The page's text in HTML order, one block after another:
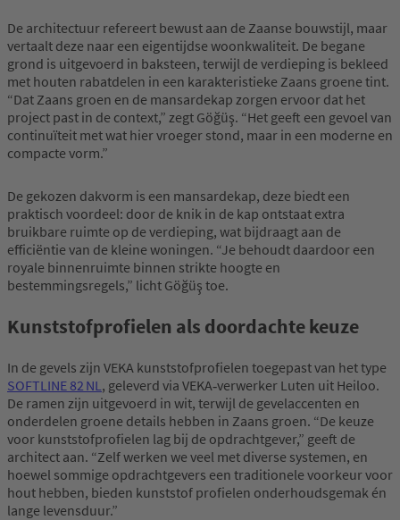
De architectuur refereert bewust aan de Zaanse bouwstijl, maar
vertaalt deze naar een eigentijdse woonkwaliteit. De begane
grond is uitgevoerd in baksteen, terwijl de verdieping is bekleed
met houten rabatdelen in een karakteristieke Zaans groene tint.
“Dat Zaans groen en de mansardekap zorgen ervoor dat het
project past in de context,” zegt Göğüş. “Het geeft een gevoel van
continuïteit met wat hier vroeger stond, maar in een moderne en
compacte vorm.”
De gekozen dakvorm is een mansardekap, deze biedt een
praktisch voordeel: door de knik in de kap ontstaat extra
bruikbare ruimte op de verdieping, wat bijdraagt aan de
efficiëntie van de kleine woningen. “Je behoudt daardoor een
royale binnenruimte binnen strikte hoogte en
bestemmingsregels,” licht Göğüş toe.
Kunststofprofielen als doordachte keuze
In de gevels zijn VEKA kunststofprofielen toegepast van het type
SOFTLINE 82 NL , geleverd via VEKA‑verwerker Luten uit Heiloo.
De ramen zijn uitgevoerd in wit, terwijl de gevelaccenten en
onderdelen groene details hebben in Zaans groen. “De keuze
voor kunststofprofielen lag bij de opdrachtgever,” geeft de
architect aan. “Zelf werken we veel met diverse systemen, en
hoewel sommige opdrachtgevers een traditionele voorkeur voor
hout hebben, bieden kunststof profielen onderhoudsgemak én
lange levensduur.”